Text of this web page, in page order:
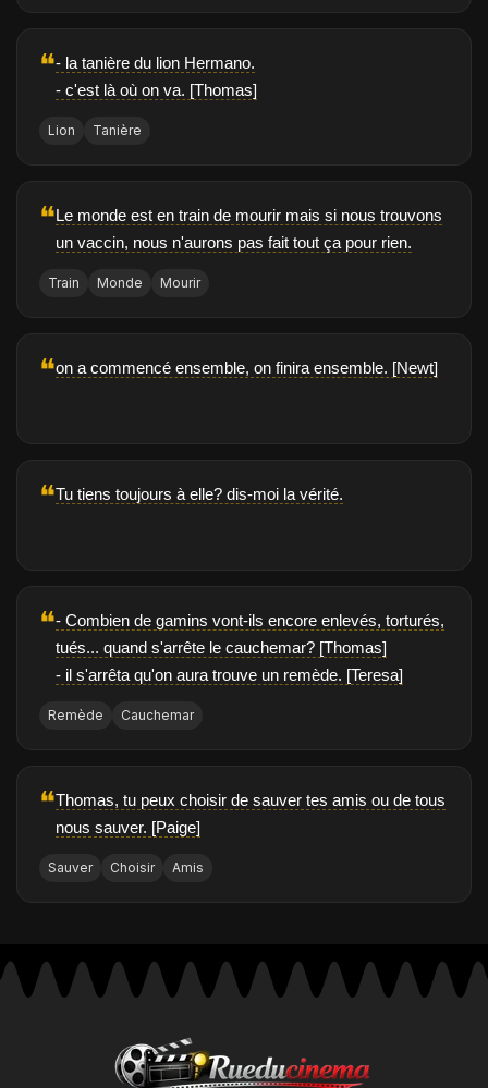
❝- la tanière du lion Hermano.
- c'est là où on va. [Thomas]
Lion Tanière
❝Le monde est en train de mourir mais si nous trouvons
un vaccin, nous n'aurons pas fait tout ça pour rien.
Train Monde Mourir
❝on a commencé ensemble, on finira ensemble. [Newt]
❝Tu tiens toujours à elle? dis-moi la vérité.
❝- Combien de gamins vont-ils encore enlevés, torturés,
tués... quand s'arrête le cauchemar? [Thomas]
- il s'arrêta qu'on aura trouve un remède. [Teresa]
Remède Cauchemar
❝Thomas, tu peux choisir de sauver tes amis ou de tous
nous sauver. [Paige]
Sauver Choisir Amis